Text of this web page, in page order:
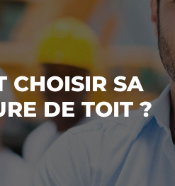
CHOISIR SA
DE TOIT ?